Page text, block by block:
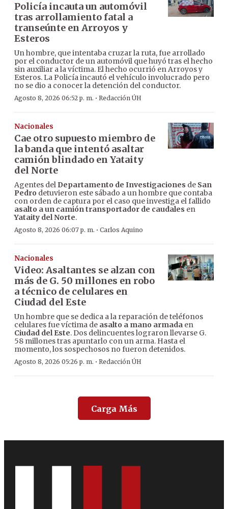
Policía incauta un automóvil
tras arrollamiento fatal a
transeúnte en Arroyos y
Esteros
Un hombre, que intentaba cruzar la ruta, fue arrollado
por el conductor de un automóvil que huyó tras el hecho
sin auxiliar a la víctima. El hecho ocurrió en Arroyos y
Esteros. La Policía incautó el vehículo involucrado pero
no se dio a conocer la detención del conductor.
Agosto 8, 2026 06:52 p. m. · Redacción ÚH
Nacionales
Cae otro supuesto miembro de
la banda que intentó asaltar
camión blindado en Yataity
del Norte
Agentes del Departamento de Investigaciones de San
Pedro detuvieron este sábado a un hombre que contaba
con orden de captura por el caso que investiga el fallido
asalto a un camión transportador de caudales en
Yataity del Norte.
Agosto 8, 2026 06:07 p. m. · Carlos Aquino
Nacionales
Video: Asaltantes se alzan con
más de G. 50 millones en robo
a técnico de celulares en
Ciudad del Este
Un hombre que se dedica a la reparación de teléfonos
celulares fue víctima de asalto a mano armada en
Ciudad del Este. Dos delincuentes lograron llevarse G.
58 millones tras apuntarlo con un arma. Hasta el
momento, los sospechosos no fueron detenidos.
Agosto 8, 2026 05:26 p. m. · Redacción ÚH
Carga Más